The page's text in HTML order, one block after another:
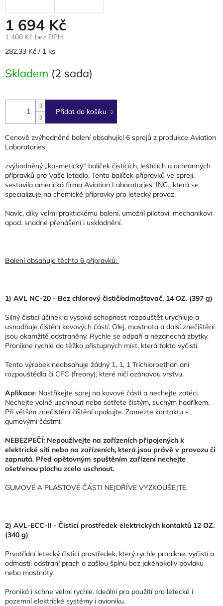
1 694 Kč
1 400 Kč bez DPH
Měrná
282,33 Kč / 1 ks
Skladem (2 sada)
Přidat do košíku
Cenově zvýhodněné balení obsahující 6 sprejů z produkce Aviation
Laboratories.
zvýhodněný „kosmetický“ balíček čistících, leštících a ochranných
přípravků pro Vaše letadlo. Tento balíček přípravků ve spreji,
sestavila americká firma Aviation Laboratories, INC., která se
specializuje na chemické přípravky pro letecký provoz.
Navíc, díky velmi praktickému balení, umožní pilotovi, mechanikovi
apod. snadné přenášení i uskladnění.
Balení obsahuje těchto 6 přípravků:
1) AVL NC-20 - Bez chlorový čistič/odmašťovač, 14 OZ. (397 g)
Silný čisticí účinek a vysoká schopnost rozpouštět urychluje a
usnadňuje čištění kovových částí. Olej, mastnota a další znečištění
jsou okamžitě odstraněny. Rychle se odpaří a nezanechá zbytky.
Pronikne rychle do těžko přístupných míst, která takto vyčistí.
Tento výrobek neobsahuje žádný 1, 1, 1 Trichloroethan ani
rozpouštědla či CFC (freony), které ničí ozónovou vrstvu.
Aplikace: Nastříkejte sprej na kovové části a nechejte zatéci.
Nechejte volně uschnout nebo setřete čistým, suchým hadříkem.
Při větším znečištění čištění opakujte. Zamezte kontaktu s
gumovými částmi.
NEBEZPEČÍ: Nepoužívejte na zařízeních připojených k
elektrické síti nebo na zařízeních, která jsou právě v provozu či
zapnutá. Před opětovným spuštěním zařízení nechejte
ošetřenou plochu zcela uschnout.
GUMOVÉ A PLASTOVÉ ČÁSTI NEJDŘÍVE VYZKOUŠEJTE.
2) AVL-ECC-II - Čisticí prostředek elektrických kontaktů 12 OZ.
(340 g)
Prvotřídní letecký čisticí prostředek, který rychle pronikne, vyčistí a
odmastí, odstraní prach a zašlou špínu bez jakéhokoliv povlaku
nebo mastnoty.
Proniká i schne velmi rychle. Ideální pro použití pro letecké i
pozemní elektrické systémy i avioniku.